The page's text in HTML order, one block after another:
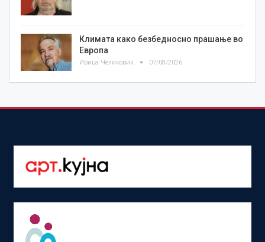
Климата како безбедносно прашање во
Европа
Ивица Челиковиќ 07/08/2026